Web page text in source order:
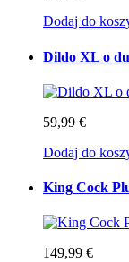
Dodaj do
Dildo XL o
59,99 €
Dodaj do
King Cock
149,99 €